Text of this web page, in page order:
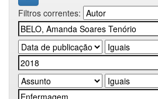
Filtros correntes: